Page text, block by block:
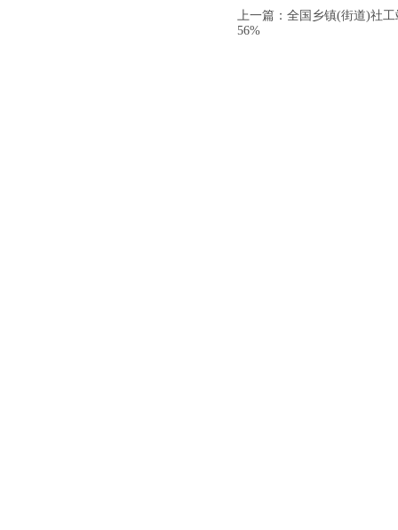
上一篇：全国乡镇(街道)社
56%